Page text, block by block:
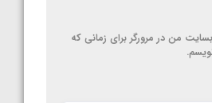
من در مرورگر برای زمانی که